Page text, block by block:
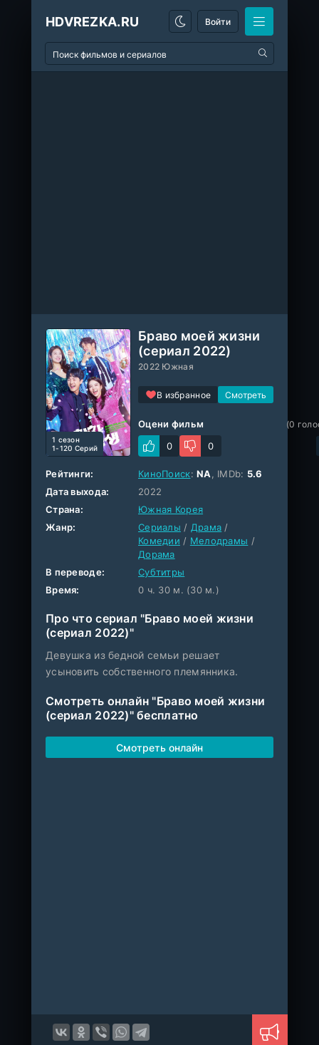
HDVREZKA.RU Войти
Браво моей жизни
(сериал 2022)
2022 Южная
В избранное
1 cезон
1-120 Серий
Оцени фильм
0
0
(0
Рейтинги: КиноПоиск:NA , IMDb: 5.6
Дата выхода:
2022
Страна:
Южная Корея
Жанр:
Сериалы / Драма /
Комедии / Мелодрамы /
Дорама
В переводе:
Субтитры
Время:
0 ч. 30 м. (30 м.)
Про что сериал "Браво моей жизни
(сериал 2022)"
Девушка из бедной семьи решает
усыновить собственного племянника.
Смотреть онлайн "Браво моей жизни
(сериал 2022)" бесплатно
Смотреть онлайн